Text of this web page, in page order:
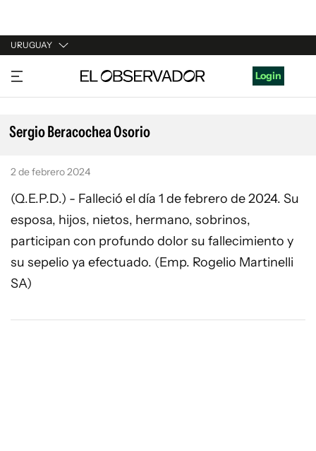
URUGUAY
URUGUAY
ARGENTINA
ESPAÑA
Login
Sergio Beracochea Osorio
2 de febrero 2024
(Q.E.P.D.) - Falleció el día 1 de febrero de 2024. Su
esposa, hijos, nietos, hermano, sobrinos,
participan con profundo dolor su fallecimiento y
su sepelio ya efectuado. (Emp. Rogelio Martinelli
SA)